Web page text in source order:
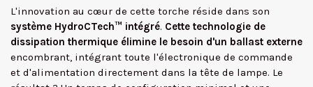
L'innovation au cœur de cette torche réside dans son
système HydroCTech™ intégré. Cette technologie de
dissipation thermique élimine le besoin d'un ballast externe
encombrant, intégrant toute l'électronique de commande
et d'alimentation directement dans la tête de lampe. Le
✕